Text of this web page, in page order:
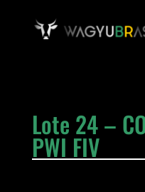
Lote 24 –
PWI FIV